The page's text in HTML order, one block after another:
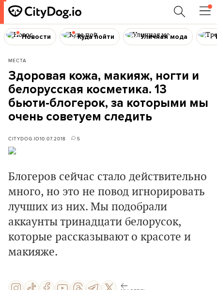
Новости Куда пойти Уличная мода
МЕСТА
Здоровая кожа, макияж, ногти и
белорусская косметика. 13
бьюти-блогерок, за которыми мы
очень советуем следить
CITYDOG.IO10.07.2018 5
Блогеров сейчас стало действительно
много, но это не повод игнорировать
лучших из них. Мы подобрали
аккаунты тринадцати белорусок,
которые рассказывают о красоте и
макияже.